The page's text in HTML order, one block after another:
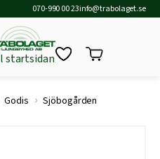
070-990 00 23info@trabolaget.se
startsidan
Godis › Sjöbogården